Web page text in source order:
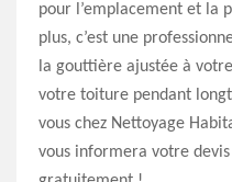
pour l’emplacement et la
plus, c’est une
la gouttière ajustée à
votre toiture pendant
vous chez Nettoyage
vous informera votre